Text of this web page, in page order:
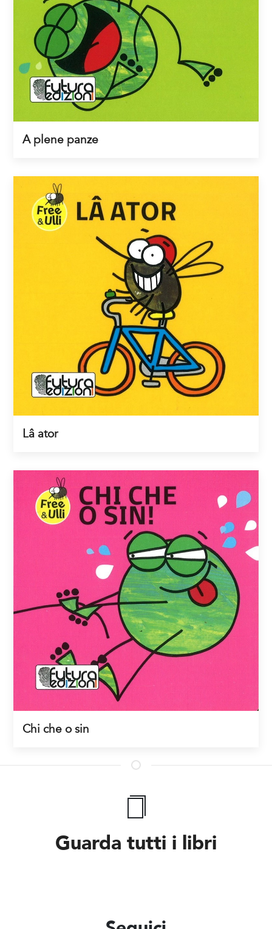
A plene panze
Lâ ator
Chi che o sin
Guarda tutti i libri